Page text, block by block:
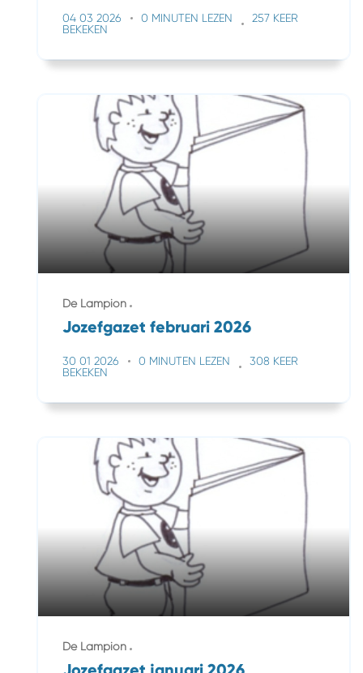
04 03 2026 0 MINUTEN LEZEN
257 KEER
BEKEKEN
De Lampion
Jozefgazet februari 2026
30 01 2026 0 MINUTEN LEZEN
308 KEER
BEKEKEN
De Lampion